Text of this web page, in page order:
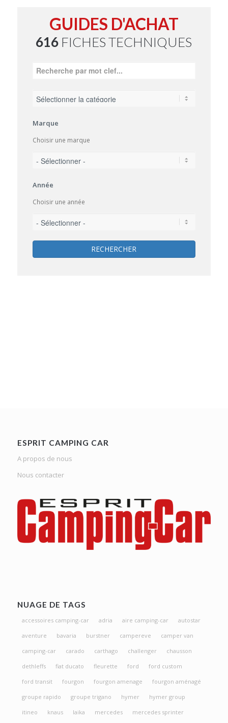
GUIDES D'ACHAT
616 FICHES TECHNIQUES
Marque
Choisir une marque
Année
Choisir une année
RECHERCHER
ESPRIT CAMPING CAR
A propos de nous
Nous contacter
NUAGE DE TAGS
accessoires camping-car adria aire camping-car
autostar
aventure
bavaria burstner campereve
camper van
camping-car
carado carthago challenger
chausson
dethleffs
fiat ducato fleurette ford
ford custom
ford transit
fourgon fourgon amenage
fourgon aménagé
groupe rapido
groupe trigano hymer
hymer group
itineo
knaus laika mercedes
mercedes sprinter